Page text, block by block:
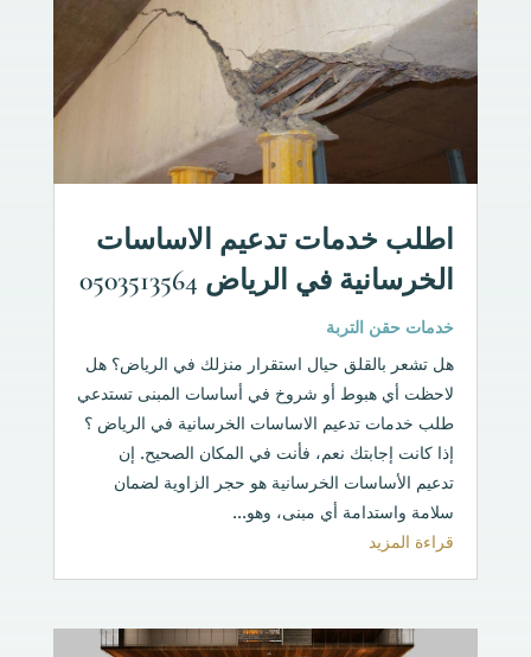
اطلب خدمات تدعيم الاساسات
الخرسانية في الرياض 0503513564
خدمات حقن التربة
هل تشعر بالقلق حيال استقرار منزلك في الرياض؟ هل
لاحظت أي هبوط أو شروخ في أساسات المبنى تستدعي
طلب خدمات تدعيم الاساسات الخرسانية في الرياض ؟
إذا كانت إجابتك نعم، فأنت في المكان الصحيح. إن
تدعيم الأساسات الخرسانية هو حجر الزاوية لضمان
سلامة واستدامة أي مبنى، وهو...
قراءة المزيد